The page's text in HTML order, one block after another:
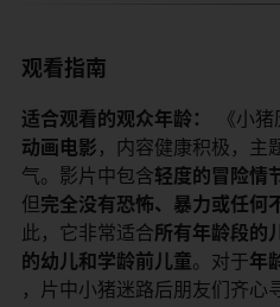
观看指南
​适合观看的观众年龄：​ 《小
动画电影​ ，内容健康积极，主
气。影片中包含​轻度的冒险情
但​完全没有恐怖、暴力或任何
此，它非常适合​所有年龄段的
的幼儿和学龄前儿童​​。对于​年
，片中小猪迷路后朋友们齐心